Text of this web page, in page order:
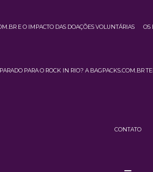
E O IMPACTO DAS DOAÇÕES VOLUNTÁRIAS OS
PARA O ROCK IN RIO? A BAGPACKS.COM.BR
CONTATO